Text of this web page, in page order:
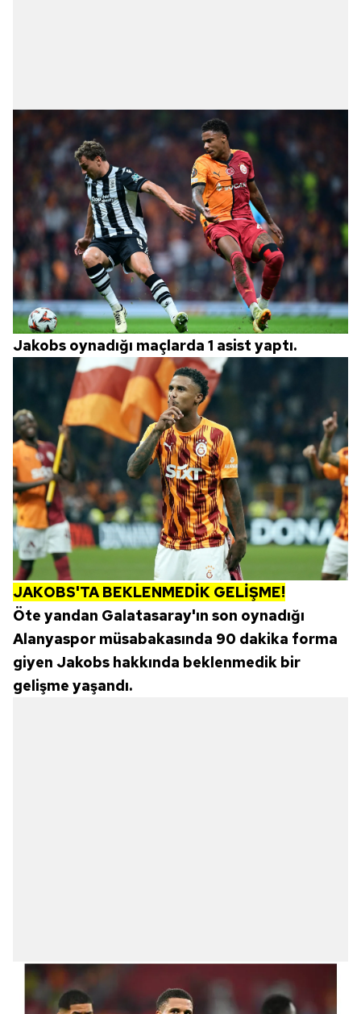
Jakobs oynadığı maçlarda 1 asist yaptı.
JAKOBS'TA BEKLENMEDİK GELİŞME!
Öte yandan Galatasaray'ın son oynadığı
Alanyaspor müsabakasında 90 dakika forma
giyen Jakobs hakkında beklenmedik bir
gelişme yaşandı.